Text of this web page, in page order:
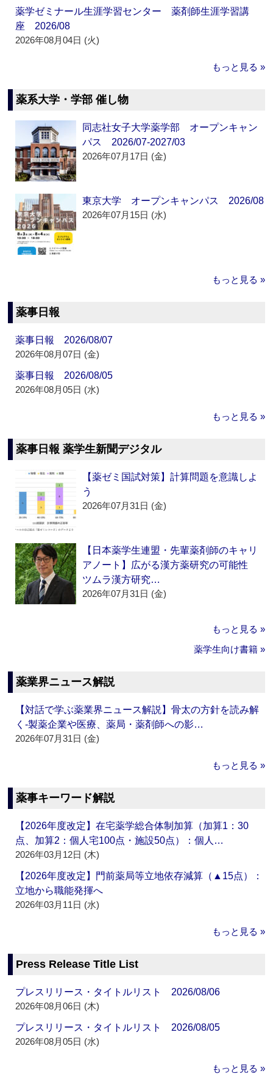
薬学ゼミナール生涯学習センター 薬剤師生涯学習講
座 2026/08
2026年08月04日 (火)
もっと見る »
薬系大学・学部 催し物
同志社女子大学薬学部 オープンキャン
パス 2026/07-2027/03
2026年07月17日 (金)
東京大学 オープンキャンパス 2026/08
2026年07月15日 (水)
もっと見る »
薬事日報
薬事日報 2026/08/07
2026年08月07日 (金)
薬事日報 2026/08/05
2026年08月05日 (水)
もっと見る »
薬事日報 薬学生新聞デジタル
【薬ゼミ国試対策】計算問題を意識しよ
う
2026年07月31日 (金)
【日本薬学生連盟・先輩薬剤師のキャリ
アノート】広がる漢方薬研究の可能性
ツムラ漢方研究…
2026年07月31日 (金)
もっと見る »
薬学生向け書籍 »
薬業界ニュース解説
【対話で学ぶ薬業界ニュース解説】骨太の方針を読み解
く‐製薬企業や医療、薬局・薬剤師への影…
2026年07月31日 (金)
もっと見る »
薬事キーワード解説
【2026年度改定】在宅薬学総合体制加算（加算1：30
点、加算2：個人宅100点・施設50点）：個人…
2026年03月12日 (木)
【2026年度改定】門前薬局等立地依存減算（▲15点）：
立地から職能発揮へ
2026年03月11日 (水)
もっと見る »
Press Release Title List
プレスリリース・タイトルリスト 2026/08/06
2026年08月06日 (木)
プレスリリース・タイトルリスト 2026/08/05
2026年08月05日 (水)
もっと見る »